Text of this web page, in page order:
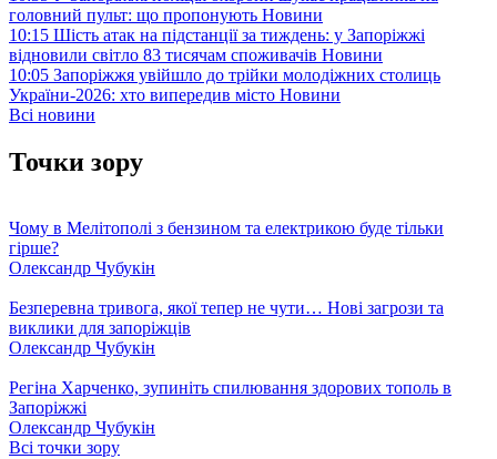
головний пульт: що пропонують Новини
10:15 Шість атак на підстанції за тиждень: у Запоріжжі
відновили світло 83 тисячам споживачів Новини
10:05 Запоріжжя увійшло до трійки молодіжних столиць
України-2026: хто випередив місто Новини
Всі новини
Точки зору
Чому в Мелітополі з бензином та електрикою буде тільки
гірше?
Олександр Чубукін
Безперевна тривога, якої тепер не чути… Нові загрози та
виклики для запоріжців
Олександр Чубукін
Регіна Харченко, зупиніть спилювання здорових тополь в
Запоріжжі
Олександр Чубукін
Всі точки зору